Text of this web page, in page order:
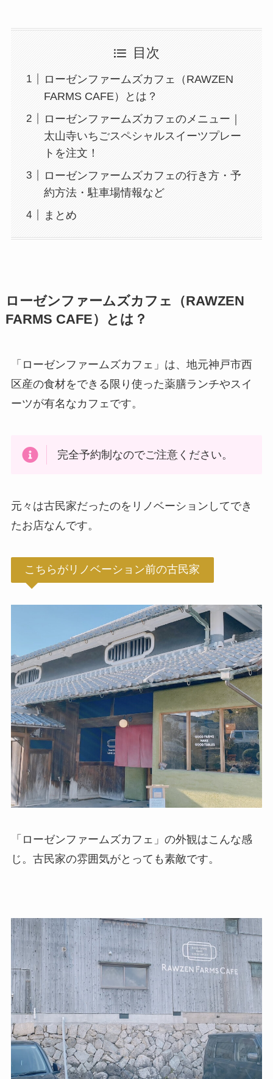
目次
ローゼンファームズカフェ（RAWZEN
FARMS CAFE）とは？
ローゼンファームズカフェのメニュー｜
太山寺いちごスペシャルスイーツプレー
トを注文！
ローゼンファームズカフェの行き方・予
約方法・駐車場情報など
まとめ
ローゼンファームズカフェ（RAWZEN
FARMS CAFE）とは？
「ローゼンファームズカフェ」は、地元神戸市西
区産の食材をできる限り使った薬膳ランチやスイ
ーツが有名なカフェです。
完全予約制なのでご注意ください。
元々は古民家だったのをリノベーションしてでき
たお店なんです。
こちらがリノベーション前の古民家
「ローゼンファームズカフェ」の外観はこんな感
じ。古民家の雰囲気がとっても素敵です。